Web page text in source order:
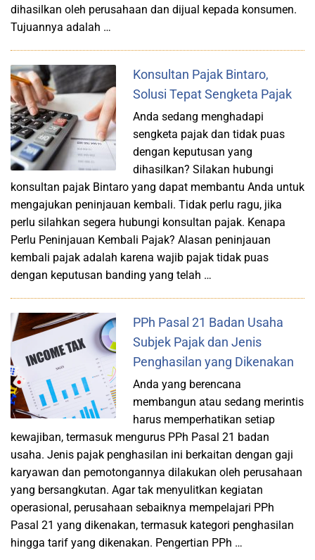
dihasilkan oleh perusahaan dan dijual kepada konsumen.
Tujuannya adalah …
Konsultan Pajak Bintaro,
Solusi Tepat Sengketa Pajak
Anda sedang menghadapi
sengketa pajak dan tidak puas
dengan keputusan yang
dihasilkan? Silakan hubungi
konsultan pajak Bintaro yang dapat membantu Anda untuk
mengajukan peninjauan kembali. Tidak perlu ragu, jika
perlu silahkan segera hubungi konsultan pajak. Kenapa
Perlu Peninjauan Kembali Pajak? Alasan peninjauan
kembali pajak adalah karena wajib pajak tidak puas
dengan keputusan banding yang telah …
PPh Pasal 21 Badan Usaha
Subjek Pajak dan Jenis
Penghasilan yang Dikenakan
Anda yang berencana
membangun atau sedang merintis
harus memperhatikan setiap
kewajiban, termasuk mengurus PPh Pasal 21 badan
usaha. Jenis pajak penghasilan ini berkaitan dengan gaji
karyawan dan pemotongannya dilakukan oleh perusahaan
yang bersangkutan. Agar tak menyulitkan kegiatan
operasional, perusahaan sebaiknya mempelajari PPh
Pasal 21 yang dikenakan, termasuk kategori penghasilan
hingga tarif yang dikenakan. Pengertian PPh …